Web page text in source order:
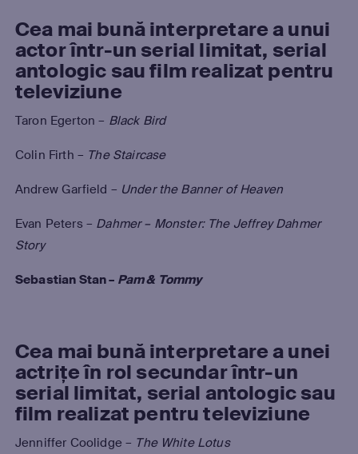
Cea mai bună interpretare a unui
actor într-un serial limitat, serial
antologic sau film realizat pentru
televiziune
Taron Egerton – Black Bird
Colin Firth – The Staircase
Andrew Garfield – Under the Banner of Heaven
Evan Peters – Dahmer – Monster: The Jeffrey Dahmer
Story
Sebastian Stan – Pam & Tommy
Cea mai bună interpretare a unei
actrițe în rol secundar într-un
serial limitat, serial antologic sau
film realizat pentru televiziune
Jenniffer Coolidge – The White Lotus